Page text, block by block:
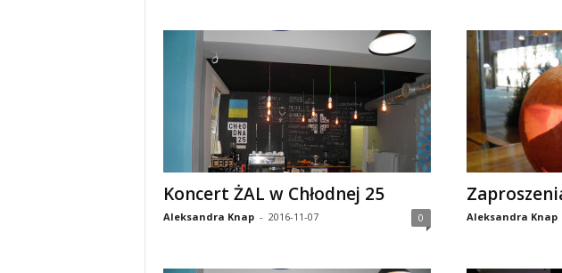
Koncert ŻAL w Chłodnej 25
Aleksandra Knap - 2016-11-07 0 Aleksandra Knap